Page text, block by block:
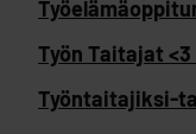
Työn Taitajat
Työntaitajiksi-